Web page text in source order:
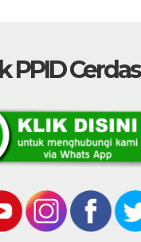
PPID Cerdas